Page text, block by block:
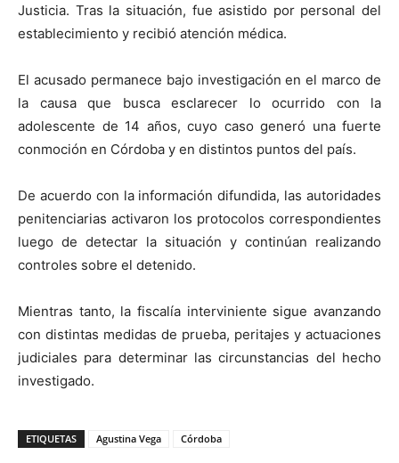
Justicia. Tras la situación, fue asistido por personal del
establecimiento y recibió atención médica.
El acusado permanece bajo investigación en el marco de
la causa que busca esclarecer lo ocurrido con la
adolescente de 14 años, cuyo caso generó una fuerte
conmoción en Córdoba y en distintos puntos del país.
De acuerdo con la información difundida, las autoridades
penitenciarias activaron los protocolos correspondientes
luego de detectar la situación y continúan realizando
controles sobre el detenido.
Mientras tanto, la fiscalía interviniente sigue avanzando
con distintas medidas de prueba, peritajes y actuaciones
judiciales para determinar las circunstancias del hecho
investigado.
ETIQUETAS Agustina Vega Córdoba